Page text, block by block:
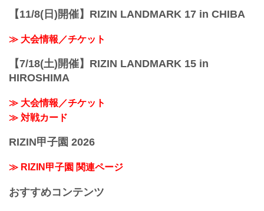
【11/8(日)開催】RIZIN LANDMARK 17 in CHIBA
≫ 大会情報／チケット
【7/18(土)開催】RIZIN LANDMARK 15 in
HIROSHIMA
≫ 大会情報／チケット
≫ 対戦カード
RIZIN甲子園 2026
≫ RIZIN甲子園 関連ページ
おすすめコンテンツ